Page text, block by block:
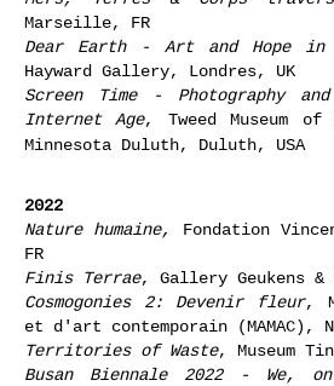
Marseille, FR
Dear Earth - Art and Hope
Hayward Gallery, Londres, UK
Screen Time - Photography
Internet Age, Tweed Museum
Minnesota Duluth, Duluth, USA
2022
Nature humaine, Fondation
FR
Finis Terrae, Gallery Geukens
Cosmogonies 2: Devenir fleur,
et d'art contemporain (MAMAC),
Territories of Waste, Museum
Busan Biennale 2022 - We,